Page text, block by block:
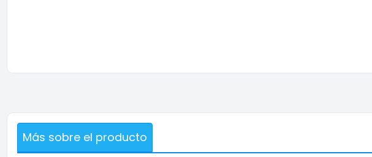
Más sobre el producto